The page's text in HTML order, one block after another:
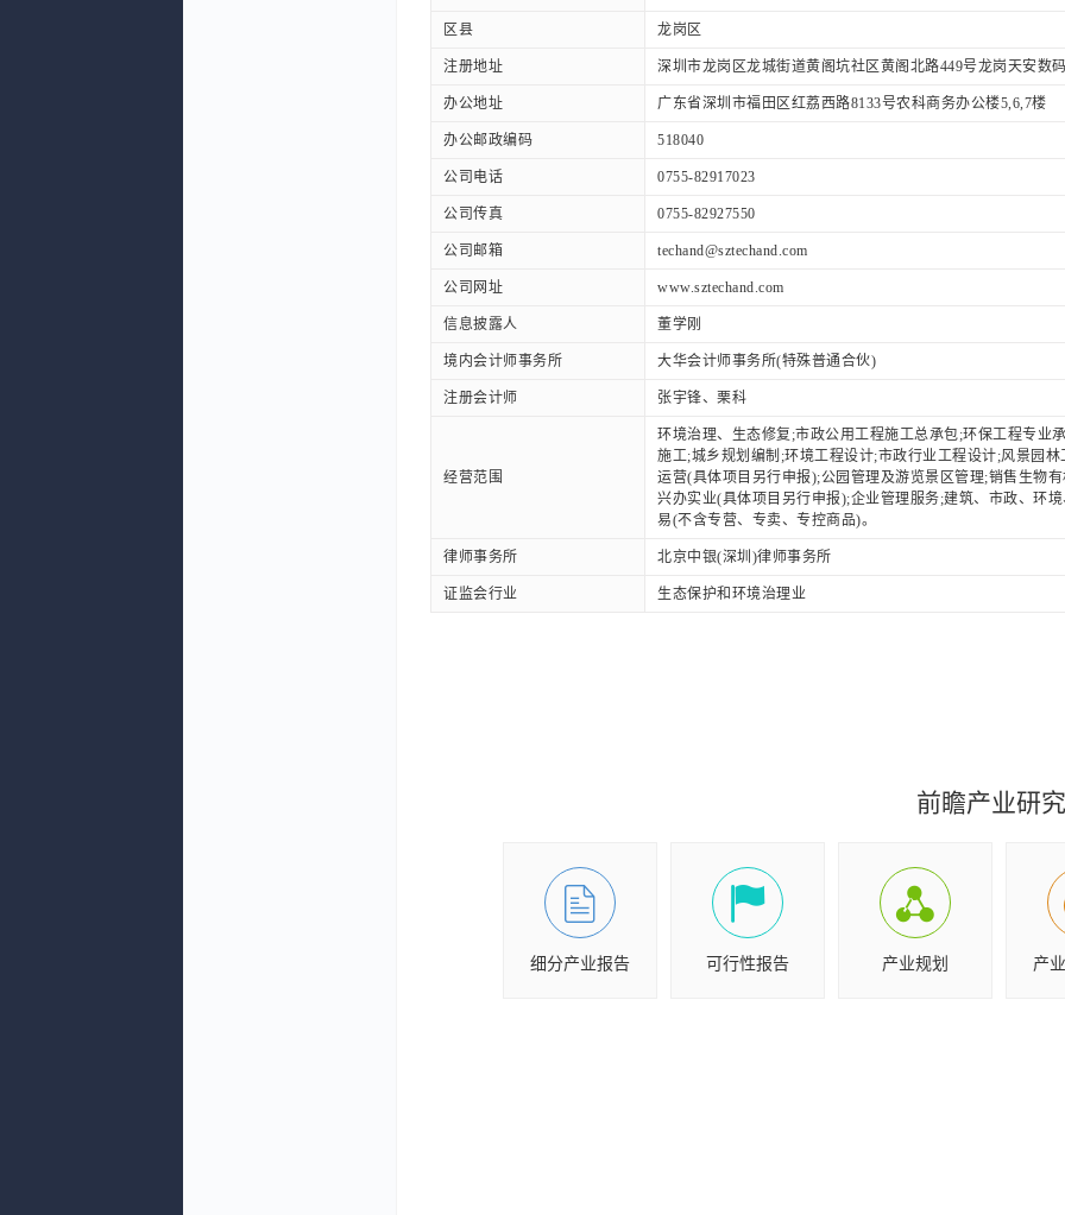
区县 龙岗区
注册地址 深圳市龙岗区龙城街道黄阁坑社区黄阁北路449号龙岗天安数
办公地址 广东省深圳市福田区红荔西路8133号农科商务办公楼5,6,7楼
办公邮政编码 518040
公司电话 0755-82917023
公司传真 0755-82927550
公司邮箱 techand@sztechand.com
公司网址 www.sztechand.com
信息披露人 董学刚
境内会计师事务所 大华会计师事务所(特殊普通合伙)
注册会计师 张宇锋、栗科
经营范围
环境治理、生态修复;市政公用工程施工总承包;环保工程专业
施工;城乡规划编制;环境工程设计;市政行业工程设计;风景园
运营(具体项目另行申报);公园管理及游览景区管理;销售生物
兴办实业(具体项目另行申报);企业管理服务;建筑、市政、环
易(不含专营、专卖、专控商品)。
律师事务所 北京中银(深圳)律师事务所
证监会行业 生态保护和环境治理业
前瞻产业研
细分产业报告 可行性报告 产业规划 产